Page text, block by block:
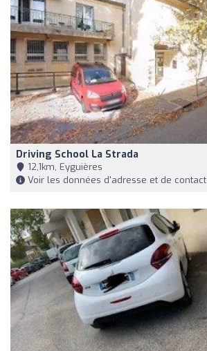
Driving School La Strada
12,1km, Eyguières
Voir les données d'adresse et de contact